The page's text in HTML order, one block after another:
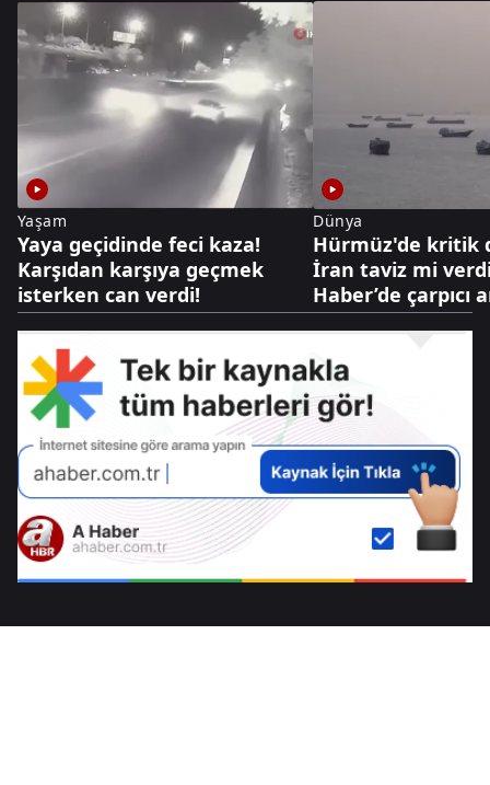
Yaşam
Yaya geçidinde feci kaza!
Karşıdan karşıya geçmek
isterken can verdi!
Dünya
Hürmüz'de kritik
İran taviz mi
Haber’de çarpıcı